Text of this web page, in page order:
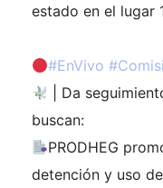
estado en el lugar
#EnVivo
| Da
buscan:
PRODHEG
detención y uso